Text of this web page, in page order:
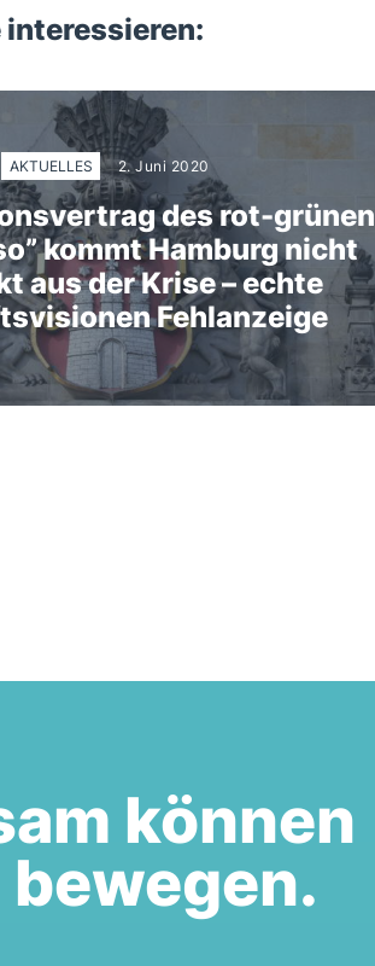
interessieren:
AKTUELLES 2. Juni 2020
des rot-grünen
kommt Hamburg nicht
aus der Krise – echte
Fehlanzeige
können